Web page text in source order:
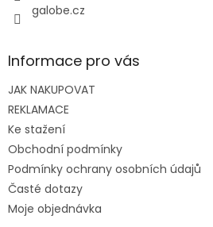
galobe.cz
Informace pro vás
JAK NAKUPOVAT
REKLAMACE
Ke stažení
Obchodní podmínky
Podmínky ochrany osobních údajů
Časté dotazy
Moje objednávka